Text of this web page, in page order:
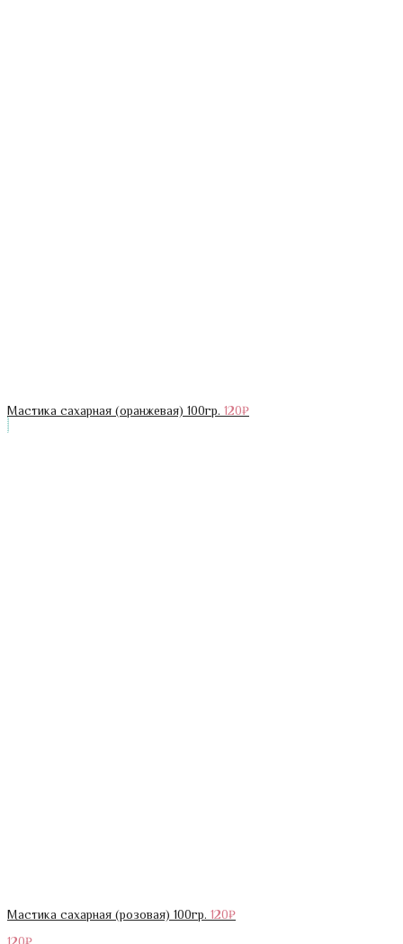
Мастика сахарная (оранжевая) 100гр. 120₽
Мастика сахарная (розовая) 100гр. 120₽
120₽